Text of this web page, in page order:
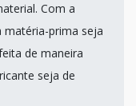
Com a
matéria-prima seja
de maneira
seja de